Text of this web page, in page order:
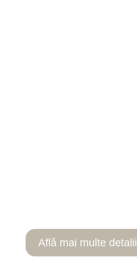
Află mai multe detalii